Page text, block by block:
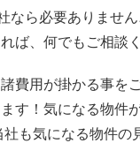
ら必要ありませ
ば、何でもご相談
費用が掛かる事を
す！気になる物件
も気になる物件の